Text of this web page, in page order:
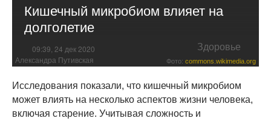
Кишечный микробиом влияет на
долголетие
09:39, 24 дек 2020 Здоровье
Александра Путивская Фото: commons.wikimedia.org
Исследования показали, что кишечный микробиом
может влиять на несколько аспектов жизни человека,
включая старение. Учитывая сложность и